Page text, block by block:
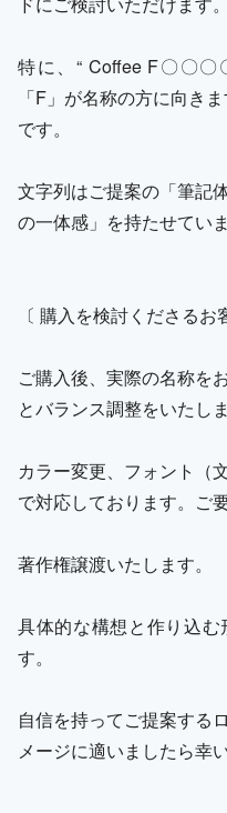
特に、“ Coffee F〇〇〇
「F」が名称の方に向き
です。
文字列はご提案の「筆記
の一体感」を持たせていま
〔 購入を検討くださるお
ご購入後、実際の名称を
とバランス調整をいたしま
カラー変更、フォント（
で対応しております。ご
著作権譲渡いたします。
具体的な構想と作り込
す。
自信を持ってご提案する
メージに適いましたら幸